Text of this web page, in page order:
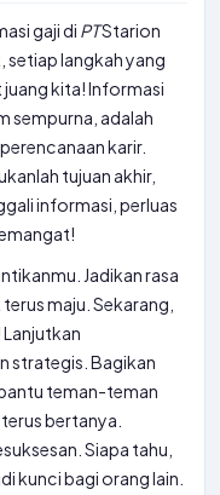
gaji di PTStarion
setiap langkah yang
kita! Informasi
sempurna, adalah
karir.
tujuan akhir,
informasi, perluas
Jadikan rasa
maju. Sekarang,
strategis. Bagikan
teman-teman
bertanya.
Siapa tahu,
kunci bagi orang lain.